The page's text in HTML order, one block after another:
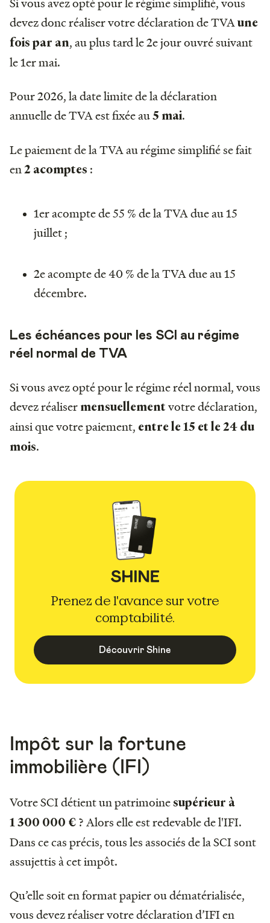
devez donc réaliser votre déclaration de TVAune
fois par an, au plus tard le 2e jour ouvré suivant
le 1er mai.
Pour 2026, la date limite de la déclaration
annuelle de TVA est fixée au5 mai.
Le paiement de la TVA au régime simplifié se fait
en 2 acomptes :
1er acompte de 55 % de la TVA due au 15
juillet ;
2e acompte de 40 % de la TVA due au 15
décembre.
Les échéances pour les SCI au régime
réel normal de TVA
Si vous avez opté pour le régime réel normal, vous
devez réaliser mensuellement votre déclaration,
ainsi que votre paiement, entre le 15 et le 24 du
mois.
Prenez de l'avance sur votre
comptabilité.
Découvrir Shine
Impôt sur la fortune
immobilière (IFI)
Votre SCI détient un patrimoinesupérieur à
1 300 000 € ? Alors elle est redevable de l'IFI.
Dans ce cas précis, tous les associés de la SCI sont
assujettis à cet impôt.
Qu’elle soit en format papier ou dématérialisée,
vous devez réaliser votre déclaration d’IFI en